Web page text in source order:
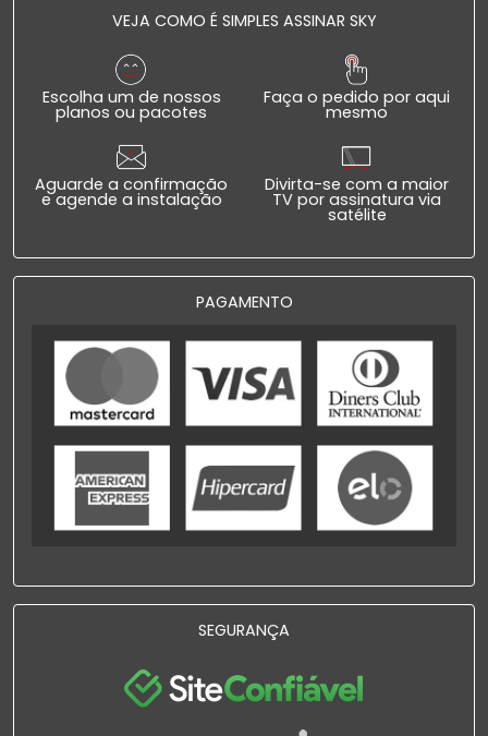
VEJA COMO É SIMPLES ASSINAR SKY
Escolha um de nossos
planos ou pacotes
Faça o pedido por aqui
mesmo
Aguarde a confirmação
e agende a instalação
Divirta-se com a maior
TV por assinatura via
satélite
PAGAMENTO
SEGURANÇA